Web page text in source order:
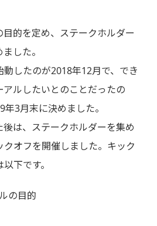
目的を定め、ステークホルダー
した。
動したのが2018年12月で、でき
ルしたいとのことだったの
3月末に決めました。
は、ステークホルダーを集め
オフを開催しました。キック
下です。
の目的